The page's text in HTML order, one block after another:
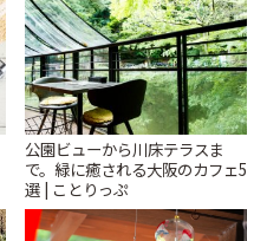
公園ビューから川床テラスま
で。緑に癒される大阪のカフェ5
選 | ことりっぷ